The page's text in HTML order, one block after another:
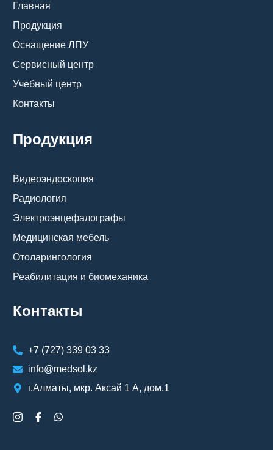
Главная
Продукция
Оснащение ЛПУ
Сервисный центр
Учебный центр
Контакты
Продукция
Видеоэндоскопия
Радиология
Электроэнцефалографы
Медицинская мебель
Отоларингология
Реабилитация и биомеханика
Контакты
+7 (727) 339 03 33
info@medsol.kz
г.Алматы, мкр. Аксай 1 А, дом.1